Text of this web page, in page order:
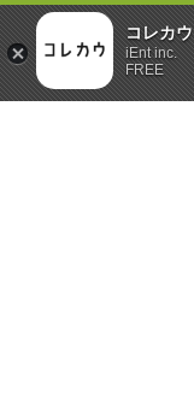
コレカウ
iEnt inc.
FREE